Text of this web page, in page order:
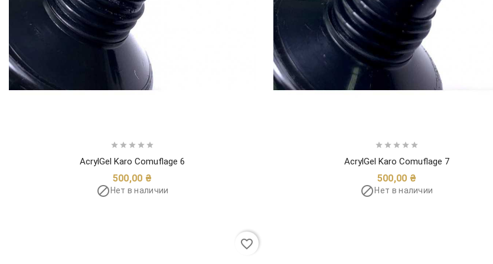
    
AcrylGel Karo Comuflage 6
500,00 ₴
 Нет в наличии
    
AcrylGel Karo Comuflage 7
500,00 ₴
Нет в наличии
favorite_border